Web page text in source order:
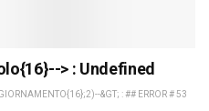
> : Undefined
&GT; : ## ERROR # 53